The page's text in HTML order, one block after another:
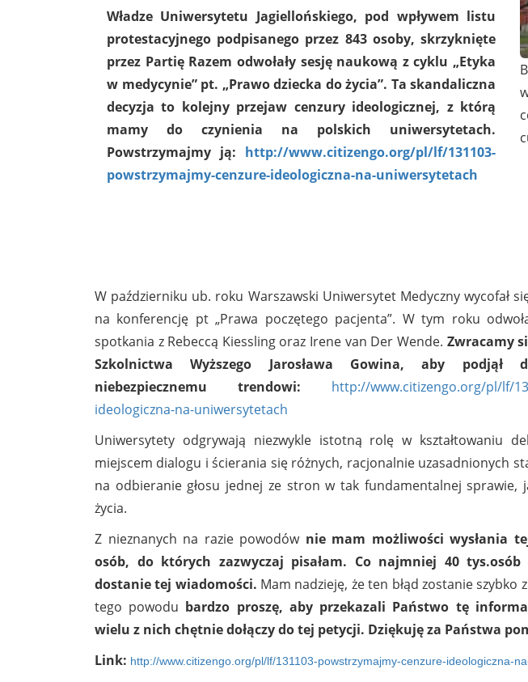
Władze Uniwersytetu Jagiellońskiego, pod wpływem listu
protestacyjnego podpisanego przez 843 osoby, skrzyknięte
przez Partię Razem odwołały sesję naukową z cyklu „Etyka
w medycynie” pt. „Prawo dziecka do życia”. Ta skandaliczna
decyzja to kolejny przejaw cenzury ideologicznej, z którą
mamy do czynienia na polskich uniwersytetach.
Powstrzymajmy ją: http://www.citizengo.org/pl/lf/131103-
powstrzymajmy-cenzure-ideologiczna-na-uniwersytetach
W październiku ub. roku Warszawski Uniwersytet Medyczny wycofał
na konferencję pt „Prawa poczętego pacjenta”. W tym roku
spotkania z Rebeccą Kiessling oraz Irene van Der Wende. Zwracamy
Szkolnictwa Wyższego Jarosława Gowina, aby podjął
niebezpiecznemu trendowi: http://www.citizengo.org/pl/lf/
ideologiczna-na-uniwersytetach
Uniwersytety odgrywają niezwykle istotną rolę w kształtowaniu
miejscem dialogu i ścierania się różnych, racjonalnie uzasadnionych
na odbieranie głosu jednej ze stron w tak fundamentalnej sprawie,
życia.
Z nieznanych na razie powodów nie mam możliwości wysłania
osób, do których zazwyczaj pisałam. Co najmniej 40
dostanie tej wiadomości. Mam nadzieję, że ten błąd zostanie
tego powodu bardzo proszę, aby przekazali Państwo tę
wielu z nich chętnie dołączy do tej petycji. Dziękuję za Państwa
Link: http://www.citizengo.org/pl/lf/131103-powstrzymajmy-cenzure-ideologiczna-